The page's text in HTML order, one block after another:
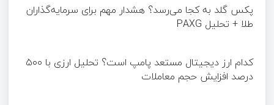
پکس گلد به کجا می‌رسد؟ هشدار مهم برای سرمایه‌گذاران
طلا + تحلیل PAXG
کدام ارز دیجیتال مستعد پامپ است؟ تحلیل ارزی با ۵۰۰
درصد افزایش حجم معاملات